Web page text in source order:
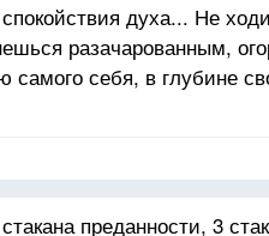
духа... Не
разачарованным,
себя, в глубине
преданности, 3